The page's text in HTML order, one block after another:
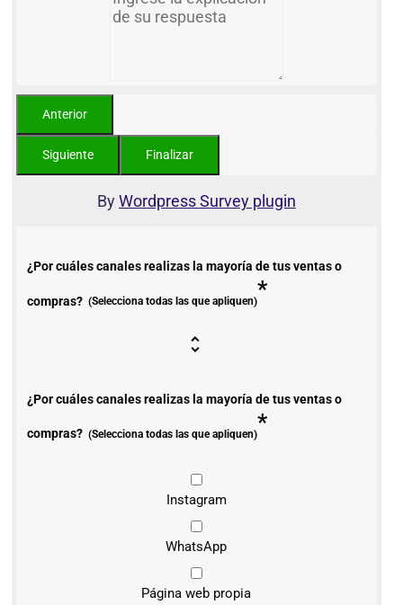
ByWordpress Survey plugin
¿Por cuáles canales realizas la mayoría de tus ventas o
compras? (Selecciona todas las que apliquen)*
¿Por cuáles canales realizas la mayoría de tus ventas o
compras? (Selecciona todas las que apliquen)*
Instagram
WhatsApp
Página web propia